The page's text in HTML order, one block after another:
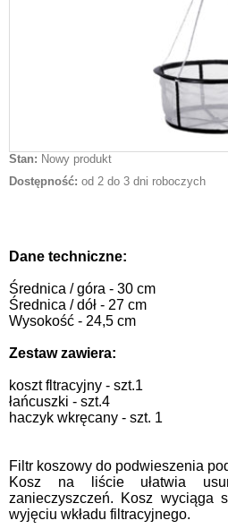
Stan: Nowy produkt
Dostępność: od 2 do 3 dni roboczych
Dane techniczne:
Średnica / góra - 30 cm
Średnica / dół - 27 cm
Wysokość - 24,5 cm
Zestaw zawiera:
koszt fltracyjny - szt.1
łańcuszki - szt.4
haczyk wkręcany - szt. 1
Filtr koszowy do podwieszenia
Kosz na liście ułatwia
zanieczyszczeń. Kosz wyciąga
wyjęciu wkładu filtracyjnego.